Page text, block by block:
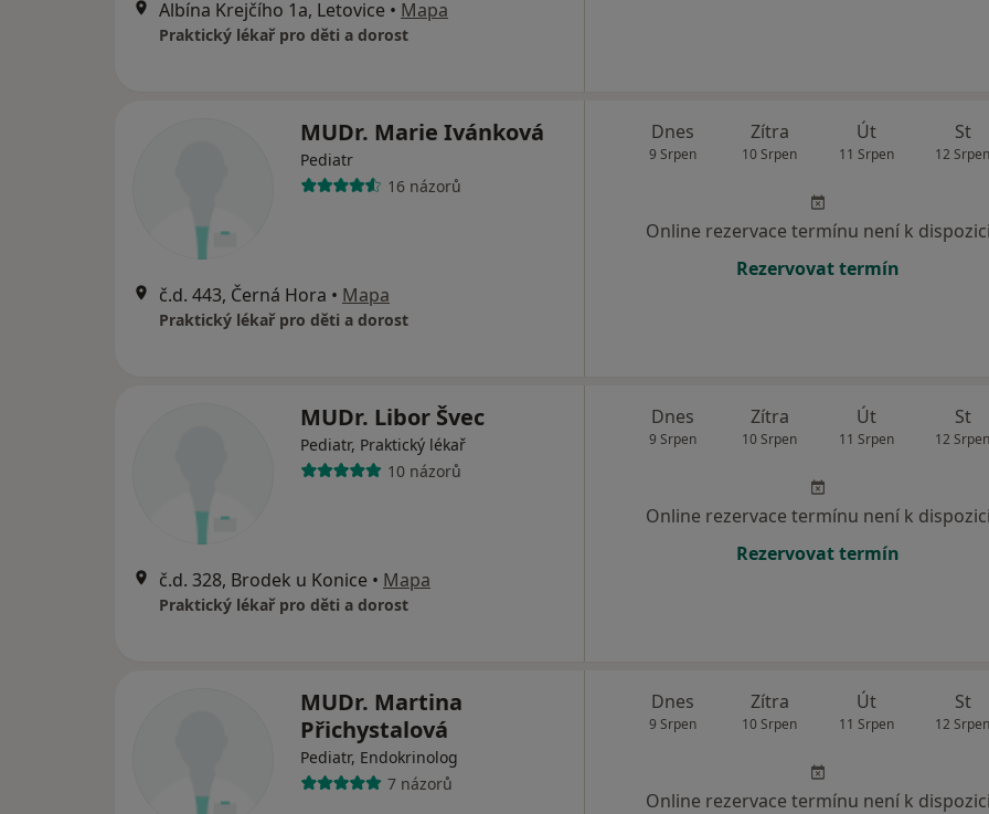
Albína Krejčího 1a, Letovice • Mapa
Praktický lékař pro děti a dorost
MUDr. Marie Ivánková
Pediatr
16 názorů
č.d. 443, Černá Hora • Mapa
Praktický lékař pro děti a dorost
Dnes
9 Srpen
Zítra
10 Srpen
Út
11 Srpen
St
12 Srpen
Online rezervace termínu není k dispozici
Rezervovat termín
MUDr. Libor Švec
Pediatr, Praktický lékař
10 názorů
č.d. 328, Brodek u Konice • Mapa
Praktický lékař pro děti a dorost
Dnes
9 Srpen
Zítra
10 Srpen
Út
11 Srpen
St
12 Srpen
Online rezervace termínu není k dispozici
Rezervovat termín
MUDr. Martina
Přichystalová
Pediatr, Endokrinolog
7 názorů
Dnes
9 Srpen
Zítra
10 Srpen
Út
11 Srpen
St
12 Srpen
Online rezervace termínu není k dispozici